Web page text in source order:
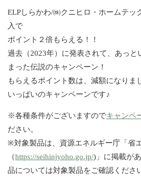
ELPしらかわ/㈱クニヒロ・ホームテッ
入で
ポイント２倍もらえる！！
過去（2023年）に発表されて、あっと
まった伝説のキャンペーン！
もらえるポイント数は、減額になりま
いっぱいのキャンペーンです♪
※各種条件がございますのでキャンペ
ださい。
※対象製品は、資源エネルギー庁「省
（https://seihinjyoho.go.jp/)」に掲載が
品については対象製品をご確認くださ